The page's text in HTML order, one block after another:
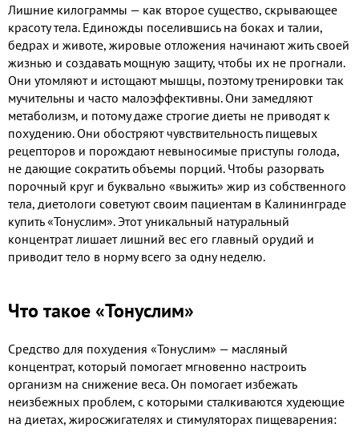
Лишние килограммы — как второе существо, скрывающее
красоту тела. Единожды поселившись на боках и талии,
бедрах и животе, жировые отложения начинают жить своей
жизнью и создавать мощную защиту, чтобы их не прогнали.
Они утомляют и истощают мышцы, поэтому тренировки так
мучительны и часто малоэффективны. Они замедляют
метаболизм, и потому даже строгие диеты не приводят к
похудению. Они обостряют чувствительность пищевых
рецепторов и порождают невыносимые приступы голода,
не дающие сократить объемы порций. Чтобы разорвать
порочный круг и буквально «выжить» жир из собственного
тела, диетологи советуют своим пациентам в Калининграде
купить «Тонуслим». Этот уникальный натуральный
концентрат лишает лишний вес его главный орудий и
приводит тело в норму всего за одну неделю.
Что такое «Тонуслим»
Средство для похудения «Тонуслим» — масляный
концентрат, который помогает мгновенно настроить
организм на снижение веса. Он помогает избежать
неизбежных проблем, с которыми сталкиваются худеющие
на диетах, жиросжигателях и стимуляторах пищеварения: